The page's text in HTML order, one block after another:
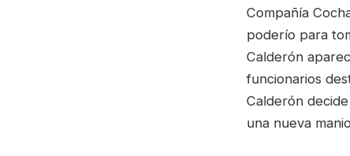
Compañía
poderío para
Calderón
funcionarios
Calderón
una nueva